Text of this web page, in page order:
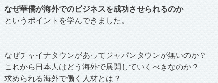
なぜ華僑が海外でのビジネスを成功させられるのか
というポイントを学んできました。
なぜチャイナタウンがあってジャパンタウンが無いのか？
これから日本人はどう海外で展開していくべきなのか？
求められる海外で働く人材とは？